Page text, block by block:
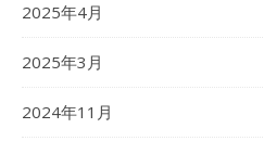
2025年4月
2025年3月
2024年11月